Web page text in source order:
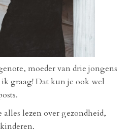
moeder van drie jongens
graag! Dat kun je ook wel
lezen over gezondheid,